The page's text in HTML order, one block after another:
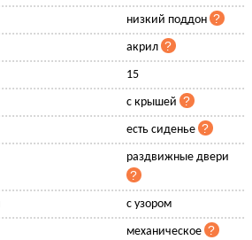
низкий поддон
акрил
15
с крышей
есть сиденье
раздвижные двери
с узором
механическое